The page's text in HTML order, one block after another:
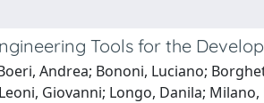
Tools for the
Andrea; Bononi, Luciano;
Giovanni; Longo, Danila;